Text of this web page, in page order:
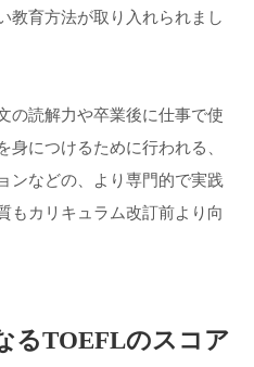
教育方法が取り入れられまし
の読解力や卒業後に仕事で使
身につけるために行われる、
ンなどの、より専門的で実践
もカリキュラム改訂前より向
るTOEFLのスコア